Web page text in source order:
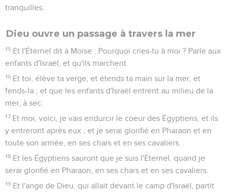
tranquilles.
Dieu ouvre un passage à travers la mer
15 Et l'Éternel dit à Moïse : Pourquoi cries-tu à moi ? Parle aux
enfants d'Israël, et qu'ils marchent.
16 Et toi, élève ta verge, et étends ta main sur la mer, et
fends-la ; et que les enfants d'Israël entrent au milieu de la
mer, à sec.
17 Et moi, voici, je vais endurcir le coeur des Égyptiens, et ils
y entreront après eux ; et je serai glorifié en Pharaon et en
toute son armée, en ses chars et en ses cavaliers.
18 Et les Égyptiens sauront que je suis l'Éternel, quand je
serai glorifié en Pharaon, en ses chars et en ses cavaliers.
19 Et l'ange de Dieu, qui allait devant le camp d'Israël, partit